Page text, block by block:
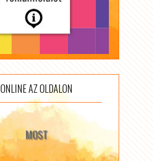
ONLINE AZ OLDALON
MOST